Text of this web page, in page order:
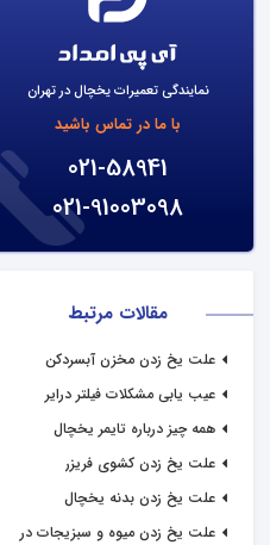
نمایندگی تعمیرات یخچال در تهران
با ما در تماس باشید
021-58941
021-91003098
مقالات مرتبط
علت یخ زدن مخزن آبسردکن
عیب یابی مشکلات فیلتر درایر
همه چیز درباره تایمر یخچال
علت یخ زدن کشوی فریزر
علت یخ زدن بدنه یخچال
علت یخ زدن میوه و سبزیجات در